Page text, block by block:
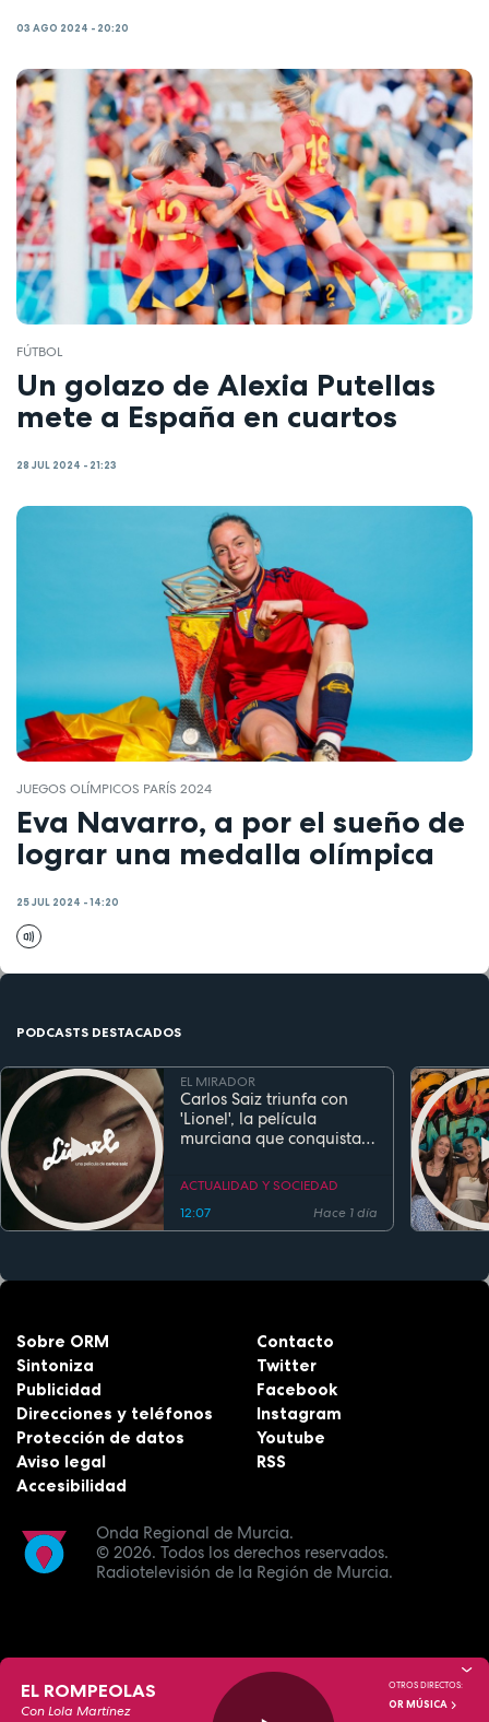
03 AGO 2024 - 20:20
FÚTBOL
Un golazo de Alexia Putellas
mete a España en cuartos
28 JUL 2024 - 21:23
JUEGOS OLÍMPICOS PARÍS 2024
Eva Navarro, a por el sueño de
lograr una medalla olímpica
25 JUL 2024 - 14:20
PODCASTS DESTACADOS
EL MIRADOR
Carlos Saiz triunfa con
'Lionel', la película
murciana que conquista
estreno
ACTUALIDAD Y SOCIEDAD
12:07
Hace 1 día
Onda Regional de Murcia.
© 2026. Todos los derechos reservados.
Radiotelevisión de la Región de Murcia.
Sobre ORM
Sintoniza
Publicidad
Direcciones y teléfonos
Protección de datos
Aviso legal
Accesibilidad
Contacto
Twitter
Facebook
Instagram
Youtube
RSS
EL ROMPEOLAS
Con Lola Martínez
OTROS DIRECTOS:
OR MÚSICA